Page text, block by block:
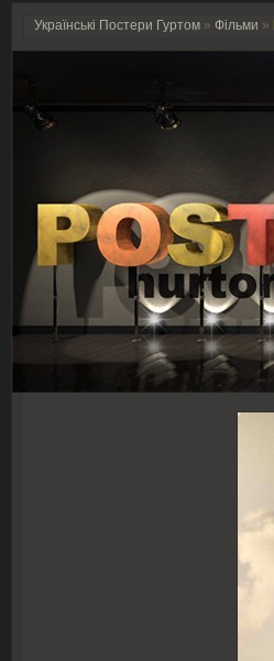
Українські Постери Гуртом » Фільми »